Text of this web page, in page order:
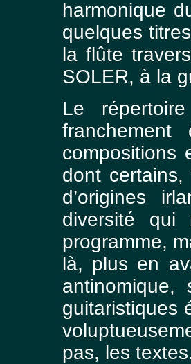
harmonique
quelques
la flûte
SOLER, à la
Le
compositions
dont
d’origines
diversité
programme,
là, plus en
guitaristiques
pas, les